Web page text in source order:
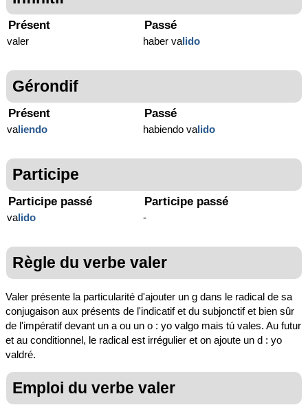
Présent
valer
Passé
haber valido
Gérondif
Présent
valiendo
Passé
habiendo valido
Participe
Participe passé
valido
Participe passé
-
Règle du verbe valer
Valer présente la particularité d'ajouter un g dans le radical de sa
conjugaison aux présents de l'indicatif et du subjonctif et bien sûr
de l'impératif devant un a ou un o : yo valgo mais tú vales. Au futur
et au conditionnel, le radical est irrégulier et on ajoute un d : yo
valdré.
Emploi du verbe valer